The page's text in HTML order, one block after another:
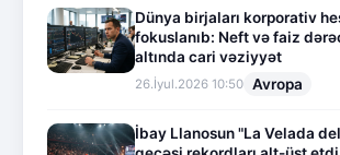
Dünya birjaları korporativ
fokuslanıb: Neft və faiz
altında cari vəziyyət
26.İyul.2026 10:50 Avropa
İbay Llanosun "La Velada